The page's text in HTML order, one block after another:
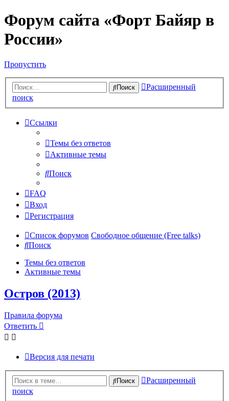
Форум сайта «Форт Байяр в
России»
Пропустить
Поиск
Расширенный
поиск
Ссылки
Темы без ответов
Активные темы
Поиск
FAQ
Вход
Регистрация
Список форумов Свободное общение (Free talks)
Поиск
Темы без ответов
Активные темы
Остров (2013)
Правила форума
Ответить
Версия для печати
Поиск
Расширенный
поиск